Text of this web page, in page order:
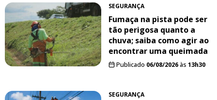
SEGURANÇA
Fumaça na pista pode ser
tão perigosa quanto a
chuva; saiba como agir ao
encontrar uma queimada
Publicado 06/08/2026às 13h30
SEGURANÇA